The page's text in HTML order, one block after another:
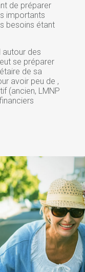
de préparer
importants
besoins étant
des
se préparer
de sa
avoir peu de ,
(ancien, LMNP